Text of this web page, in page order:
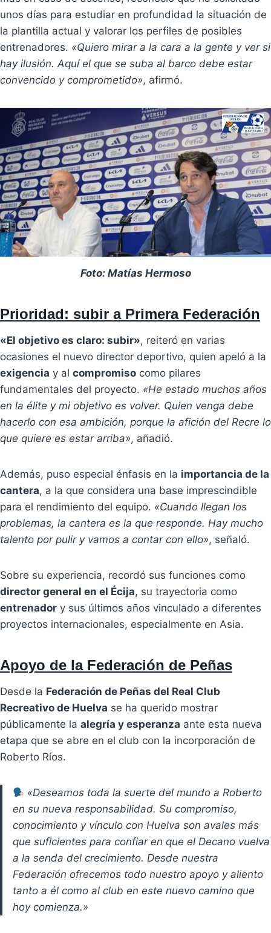
unos días para estudiar en profundidad la situación de
la plantilla actual y valorar los perfiles de posibles
entrenadores. «Quiero mirar a la cara a la gente y ver si
hay ilusión. Aquí el que se suba al barco debe estar
convencido y comprometido», afirmó.
Foto: Matías Hermoso
Prioridad: subir a Primera Federación
«El objetivo es claro: subir», reiteró en varias
ocasiones el nuevo director deportivo, quien apeló a la
exigencia y al compromiso como pilares
fundamentales del proyecto. «He estado muchos años
en la élite y mi objetivo es volver. Quien venga debe
hacerlo con esa ambición, porque la afición del Recre lo
que quiere es estar arriba», añadió.
Además, puso especial énfasis en la importancia de la
cantera, a la que considera una base imprescindible
para el rendimiento del equipo. «Cuando llegan los
problemas, la cantera es la que responde. Hay mucho
talento por pulir y vamos a contar con ello», señaló.
Sobre su experiencia, recordó sus funciones como
director general en el Écija, su trayectoria como
entrenador y sus últimos años vinculado a diferentes
proyectos internacionales, especialmente en Asia.
Apoyo de la Federación de Peñas
Desde la Federación de Peñas del Real Club
Recreativo de Huelva se ha querido mostrar
públicamente la alegría y esperanza ante esta nueva
etapa que se abre en el club con la incorporación de
Roberto Ríos.
«Deseamos toda la suerte del mundo a Roberto
en su nueva responsabilidad. Su compromiso,
conocimiento y vínculo con Huelva son avales más
que suficientes para confiar en que el Decano vuelva
a la senda del crecimiento. Desde nuestra
Federación ofrecemos todo nuestro apoyo y aliento
tanto a él como al club en este nuevo camino que
hoy comienza.»